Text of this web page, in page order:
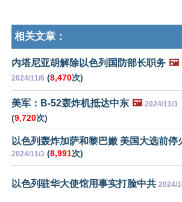
相关文章：
内塔尼亚胡解除以色列国防部长职务 🖼️
2024/11/6 (8,470次)
美军：B-52轰炸机抵达中东 🖼️ 2024/11/3
(9,720次)
以色列轰炸加萨和黎巴嫩 美国大选前停
2024/11/3 (8,991次)
以色列驻华大使馆用事实打脸中共 2024/